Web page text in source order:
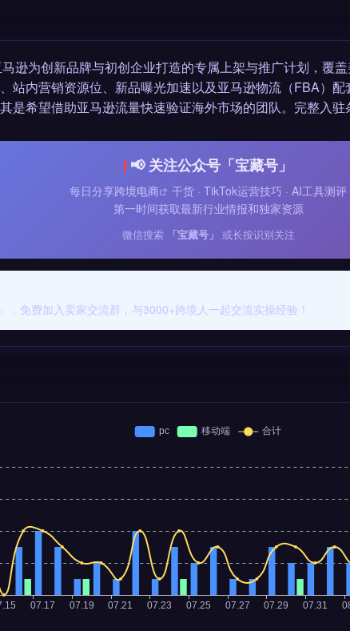
逊为创新品牌与初创企业打造的专属上架与推广计划，覆
站内营销资源位、新品曝光加速以及亚马逊物流（FBA）
是希望借助亚马逊流量快速验证海外市场的团队。完整入
📢 关注公众号「宝藏号」
每日分享跨境电商
干货 · TikTok运营技巧 · AI工具测评
第一时间获取最新行业情报和独家资源
微信搜索 「宝藏号」 或长按识别关注
，免费加入卖家交流群，与3000+跨境人一起交流实操经验！